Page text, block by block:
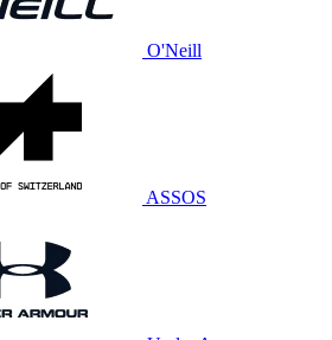
O'Neill
ASSOS